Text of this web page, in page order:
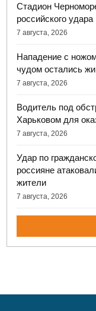
Стадион
российского удара
7 августа, 2026
Нападение с
чудом остались
7 августа, 2026
Водитель под
Харьковом для
7 августа, 2026
Удар по
россияне
жители
7 августа, 2026